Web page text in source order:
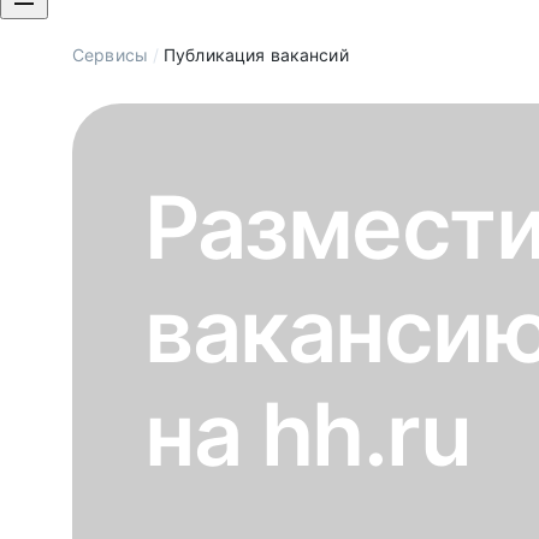
Сервисы / Публикация вакансий
на hh.ru